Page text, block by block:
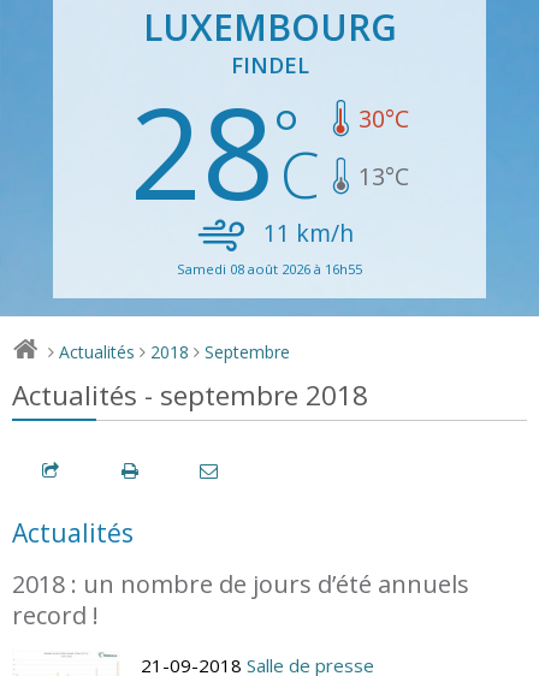
LUXEMBOURG
FINDEL
28 30°C
13°C
11 km/h
Samedi 08 août 2026 à 16h55
> Actualités > 2018 > Septembre
Actualités - septembre 2018
Actualités
2018 : un nombre de jours d’été annuels
record !
21-09-2018 Salle de presse